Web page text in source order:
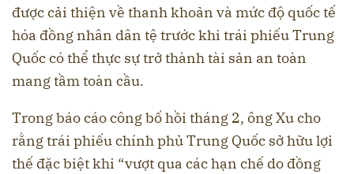
được cải thiện về thanh khoản và mức độ quốc tế
hóa đồng nhân dân tệ trước khi trái phiếu Trung
Quốc có thể thực sự trở thành tài sản an toàn
mang tầm toàn cầu.
Trong báo cáo công bố hồi tháng 2, ông Xu cho
rằng trái phiếu chính phủ Trung Quốc sở hữu lợi
thế đặc biệt khi “vượt qua các hạn chế do đồng